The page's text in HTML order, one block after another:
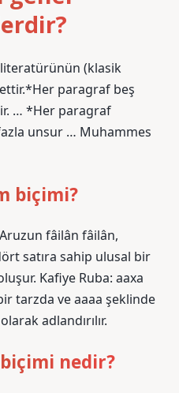
(klasik
paragraf beş
… *Her paragraf
unsur … Muhammes
biçimi?
fâilân fâilân,
satıra sahip ulusal bir
Kafiye Ruba: aaxa
tarzda ve aaaa şeklinde
adlandırılır.
biçimi nedir?